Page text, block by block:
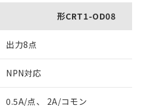
形CRT1-OD08
出力8点
NPN対応
0.5A/点、 2A/コモン